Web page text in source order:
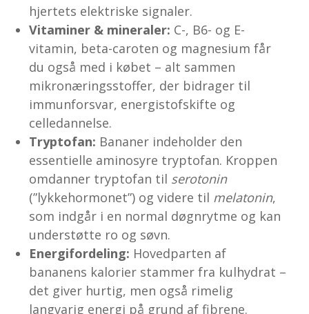
hjertets elektriske signaler.
Vitaminer & mineraler: C-, B6- og E-
vitamin, beta-caroten og magnesium får
du også med i købet – alt sammen
mikronæringsstoffer, der bidrager til
immunforsvar, energistofskifte og
celledannelse.
Tryptofan: Bananer indeholder den
essentielle aminosyre tryptofan. Kroppen
omdanner tryptofan til serotonin
(”lykkehormonet”) og videre til melatonin,
som indgår i en normal døgnrytme og kan
understøtte ro og søvn.
Energi­fordeling: Hovedparten af
bananens kalorier stammer fra kulhydrat –
det giver hurtig, men også rimelig
langvarig energi på grund af fibrene.